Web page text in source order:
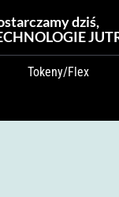
dziś,
Tokeny/Flex